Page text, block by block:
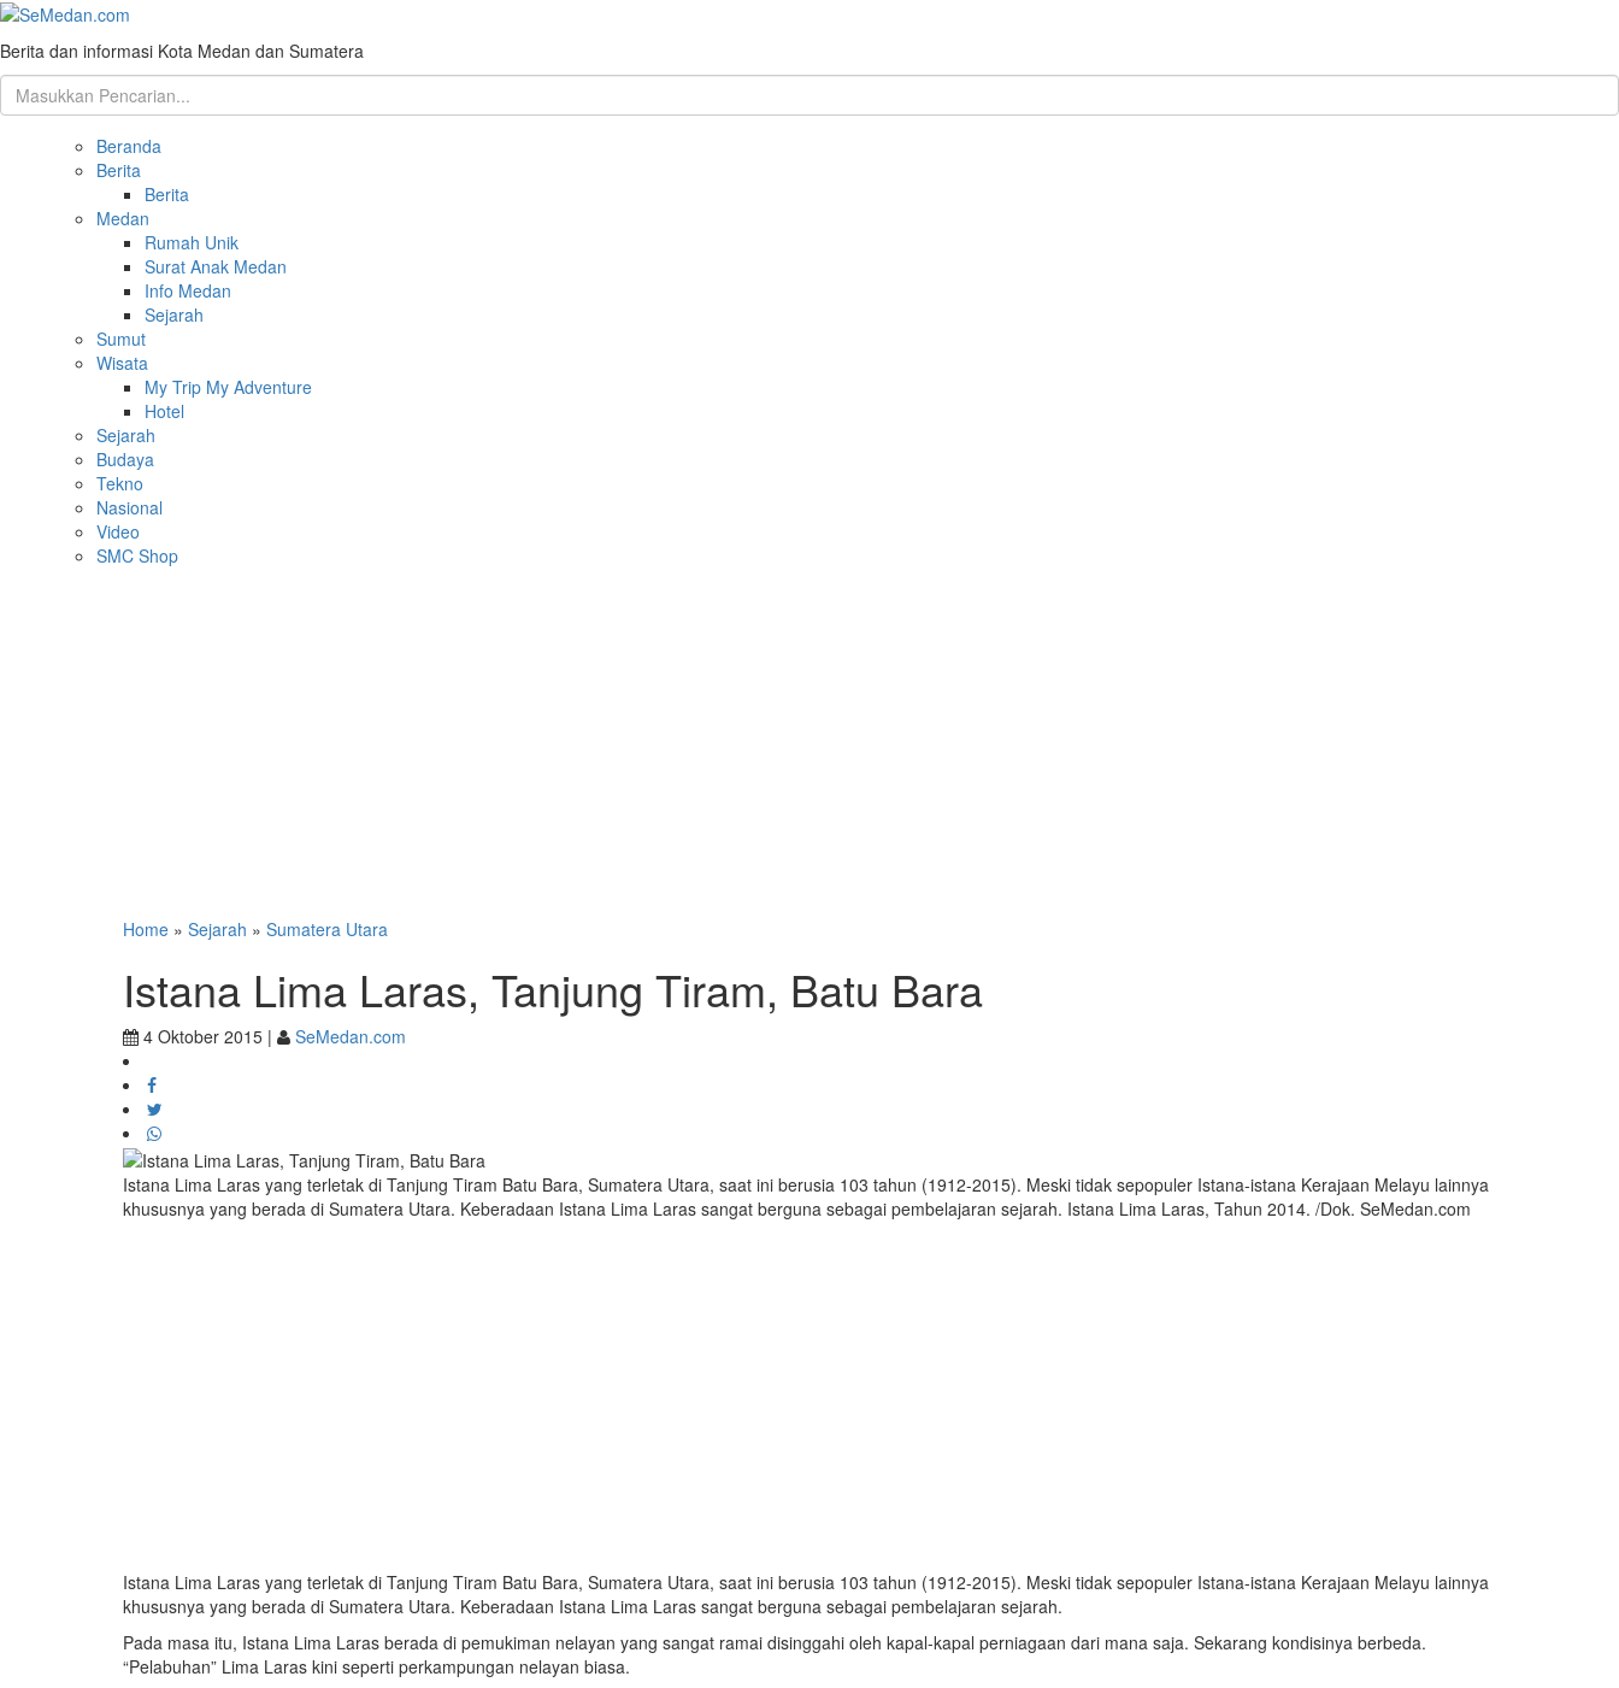
Berita dan informasi Kota Medan dan Sumatera
Beranda
Berita
Berita
Medan
Rumah Unik
Surat Anak Medan
Info Medan
Sejarah
Sumut
Wisata
My Trip My Adventure
Hotel
Sejarah
Budaya
Tekno
Nasional
Video
SMC Shop
Home » Sejarah » Sumatera Utara
Istana Lima Laras, Tanjung Tiram, Batu Bara
4 Oktober 2015 | SeMedan.com
Istana Lima Laras yang terletak di Tanjung Tiram Batu Bara, Sumatera Utara, saat ini berusia 103 tahun (1912-2015). Meski tidak sepopuler Istana-istana Kerajaan Melayu lainnya
khususnya yang berada di Sumatera Utara. Keberadaan Istana Lima Laras sangat berguna sebagai pembelajaran sejarah. Istana Lima Laras, Tahun 2014. /Dok. SeMedan.com
Istana Lima Laras yang terletak di Tanjung Tiram Batu Bara, Sumatera Utara, saat ini berusia 103 tahun (1912-2015). Meski tidak sepopuler Istana-istana Kerajaan Melayu lainnya
khususnya yang berada di Sumatera Utara. Keberadaan Istana Lima Laras sangat berguna sebagai pembelajaran sejarah.
Pada masa itu, Istana Lima Laras berada di pemukiman nelayan yang sangat ramai disinggahi oleh kapal-kapal perniagaan dari mana saja. Sekarang kondisinya berbeda.
“Pelabuhan” Lima Laras kini seperti perkampungan nelayan biasa.